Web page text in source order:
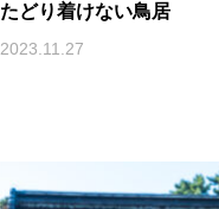
たどり着けない鳥居
2023.11.27